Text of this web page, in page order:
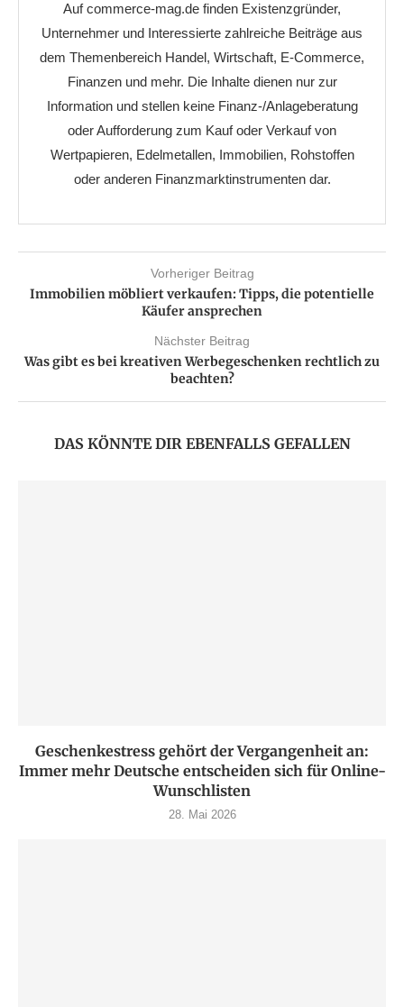
Auf commerce-mag.de finden Existenzgründer,
Unternehmer und Interessierte zahlreiche Beiträge aus
dem Themenbereich Handel, Wirtschaft, E-Commerce,
Finanzen und mehr. Die Inhalte dienen nur zur
Information und stellen keine Finanz-/Anlageberatung
oder Aufforderung zum Kauf oder Verkauf von
Wertpapieren, Edelmetallen, Immobilien, Rohstoffen
oder anderen Finanzmarktinstrumenten dar.
Vorheriger Beitrag
Immobilien möbliert verkaufen: Tipps, die potentielle
Käufer ansprechen
Nächster Beitrag
Was gibt es bei kreativen Werbegeschenken rechtlich zu
beachten?
DAS KÖNNTE DIR EBENFALLS GEFALLEN
Geschenkestress gehört der Vergangenheit an:
Immer mehr Deutsche entscheiden sich für Online-
Wunschlisten
28. Mai 2026